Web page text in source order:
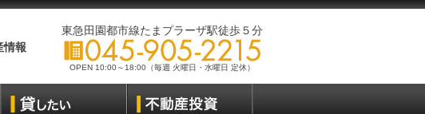
情報
東急田園都市線たまプラーザ駅徒歩５分
OPEN 10:00～18:00（毎週 火曜日・水曜日 定休）